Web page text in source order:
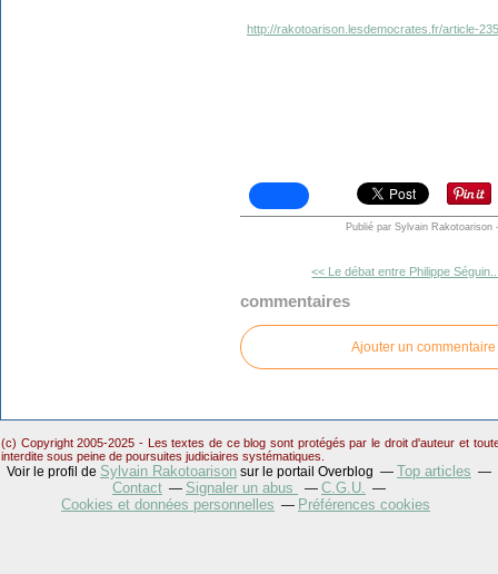
http://rakotoarison.lesdemocrates.fr/article-235
Publié par Sylvain Rakotoarison -
<< Le débat entre Philippe
commentaires
Ajouter un commentaire
(c) Copyright 2005-2025 - Les textes de ce blog sont protégés par le droit d'auteur et
interdite sous peine de poursuites judiciaires systématiques.
Voir le profil de Sylvain Rakotoarison sur le portail Overblog
Top articles
Contact
Signaler un abus
C.G.U.
Cookies et données personnelles
Préférences cookies